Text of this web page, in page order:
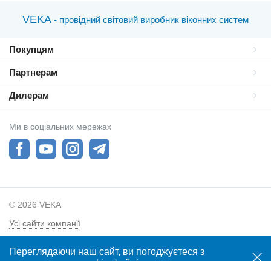
Переглядаючи наш сайт, ви погоджуєтеся з
VEKA - провідний світовий виробник віконних систем
Покупцям
Партнерам
Дилерам
Ми в соціальних мережах
© 2026 VEKA
Усі сайти компанії